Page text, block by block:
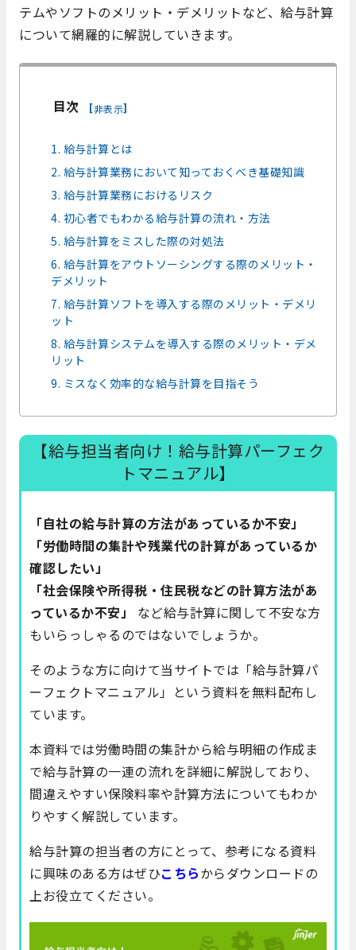
テムやソフトのメリット・デメリットなど、給与計算
について網羅的に解説していきます。
目次 [非表示]
1. 給与計算とは
2. 給与計算業務において知っておくべき基礎知識
3. 給与計算業務におけるリスク
4. 初心者でもわかる給与計算の流れ・方法
5. 給与計算をミスした際の対処法
6. 給与計算をアウトソーシングする際のメリット・
デメリット
7. 給与計算ソフトを導入する際のメリット・デメリ
ット
8. 給与計算システムを導入する際のメリット・デメ
リット
9. ミスなく効率的な給与計算を目指そう
【給与担当者向け！給与計算パーフェク
トマニュアル】
「自社の給与計算の方法があっているか不安」
「労働時間の集計や残業代の計算があっているか
確認したい」
「社会保険や所得税・住民税などの計算方法があ
っているか不安」 など給与計算に関して不安な方
もいらっしゃるのではないでしょうか。
そのような方に向けて当サイトでは「給与計算パ
ーフェクトマニュアル」という資料を無料配布し
ています。
本資料では労働時間の集計から給与明細の作成ま
で給与計算の一連の流れを詳細に解説しており、
間違えやすい保険料率や計算方法についてもわか
りやすく解説しています。
給与計算の担当者の方にとって、参考になる資料
に興味のある方はぜひこちらからダウンロードの
上お役立てください。